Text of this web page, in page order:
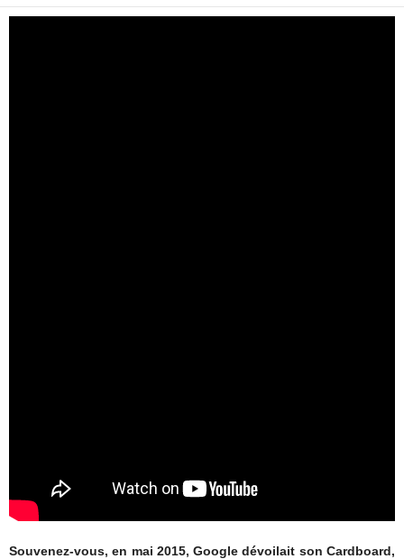
Souvenez-vous, en mai 2015, Google dévoilait son Cardboard,